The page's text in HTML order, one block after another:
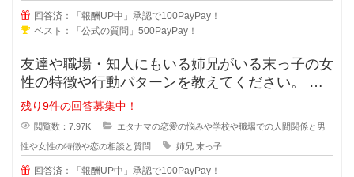
回答済：「報酬UP中」承認で100PayPay！
ベスト：「公式の質問」500PayPay！
友達や職場・知人にもいる姉兄がいる末っ子の女
性の特徴や行動パターンを教えてください。 姉
兄がいる事により甘え上手や
残り9件の回答募集中！
閲覧数：7.97K エタナマの恋愛の悩みや学校や職場での人間関係と男
性や女性の特徴や恋の相談と質問 姉兄 末っ子
回答済：「報酬UP中」承認で100PayPay！